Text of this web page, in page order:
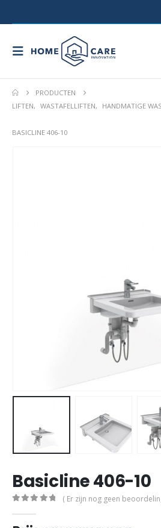
PRODUCTEN
LIFTEN, WASTAFELLIFTEN, HANDMATIGE
BASICLINE 406-10
Basicline 406-10
( Er zijn nog geen